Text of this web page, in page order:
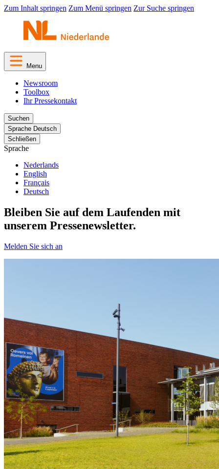
Zum Inhalt springen Zum Menü springen Zur Suche springen
Menu
Newsroom
Toolbox
Ihr Pressekontakt
Suchen
Sprache Deutsch
Schließen
Sprache
Nederlands
English
Français
Deutsch
Bleiben Sie auf dem Laufenden mit
unserem Pressenewsletter.
Melden Sie sich an